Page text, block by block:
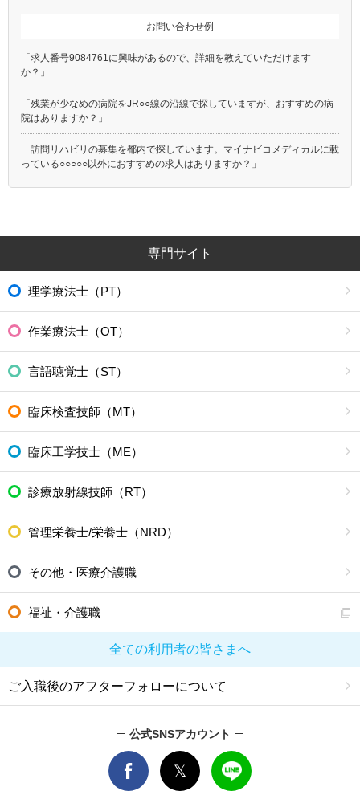
お問い合わせ例
「求人番号9084761に興味があるので、詳細を教えていただけます
か？」
「残業が少なめの病院をJR○○線の沿線で探していますが、おすすめの病
院はありますか？」
「訪問リハビリの募集を都内で探しています。マイナビコメディカルに載
っている○○○○○以外におすすめの求人はありますか？」
専門サイト
理学療法士（PT）
作業療法士（OT）
言語聴覚士（ST）
臨床検査技師（MT）
臨床工学技士（ME）
診療放射線技師（RT）
管理栄養士/栄養士（NRD）
その他・医療介護職
福祉・介護職
全ての利用者の皆さまへ
ご入職後のアフターフォローについて
公式SNSアカウント